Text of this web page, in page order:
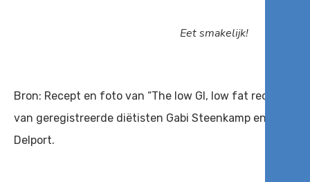
Eet smakelijk!
Bron: Recept en foto van “The low GI, low fat recipe
van geregistreerde diëtisten Gabi Steenkamp en Liesbet
Delport.